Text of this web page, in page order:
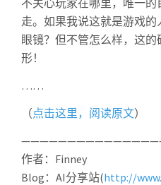
不关心玩家在哪里，唯一
走。如果我说这就是游戏
眼镜？但不管怎么样，这
形！
……
（点击这里，阅读原文）
作者：Finney
Blog：AI分享站(http://